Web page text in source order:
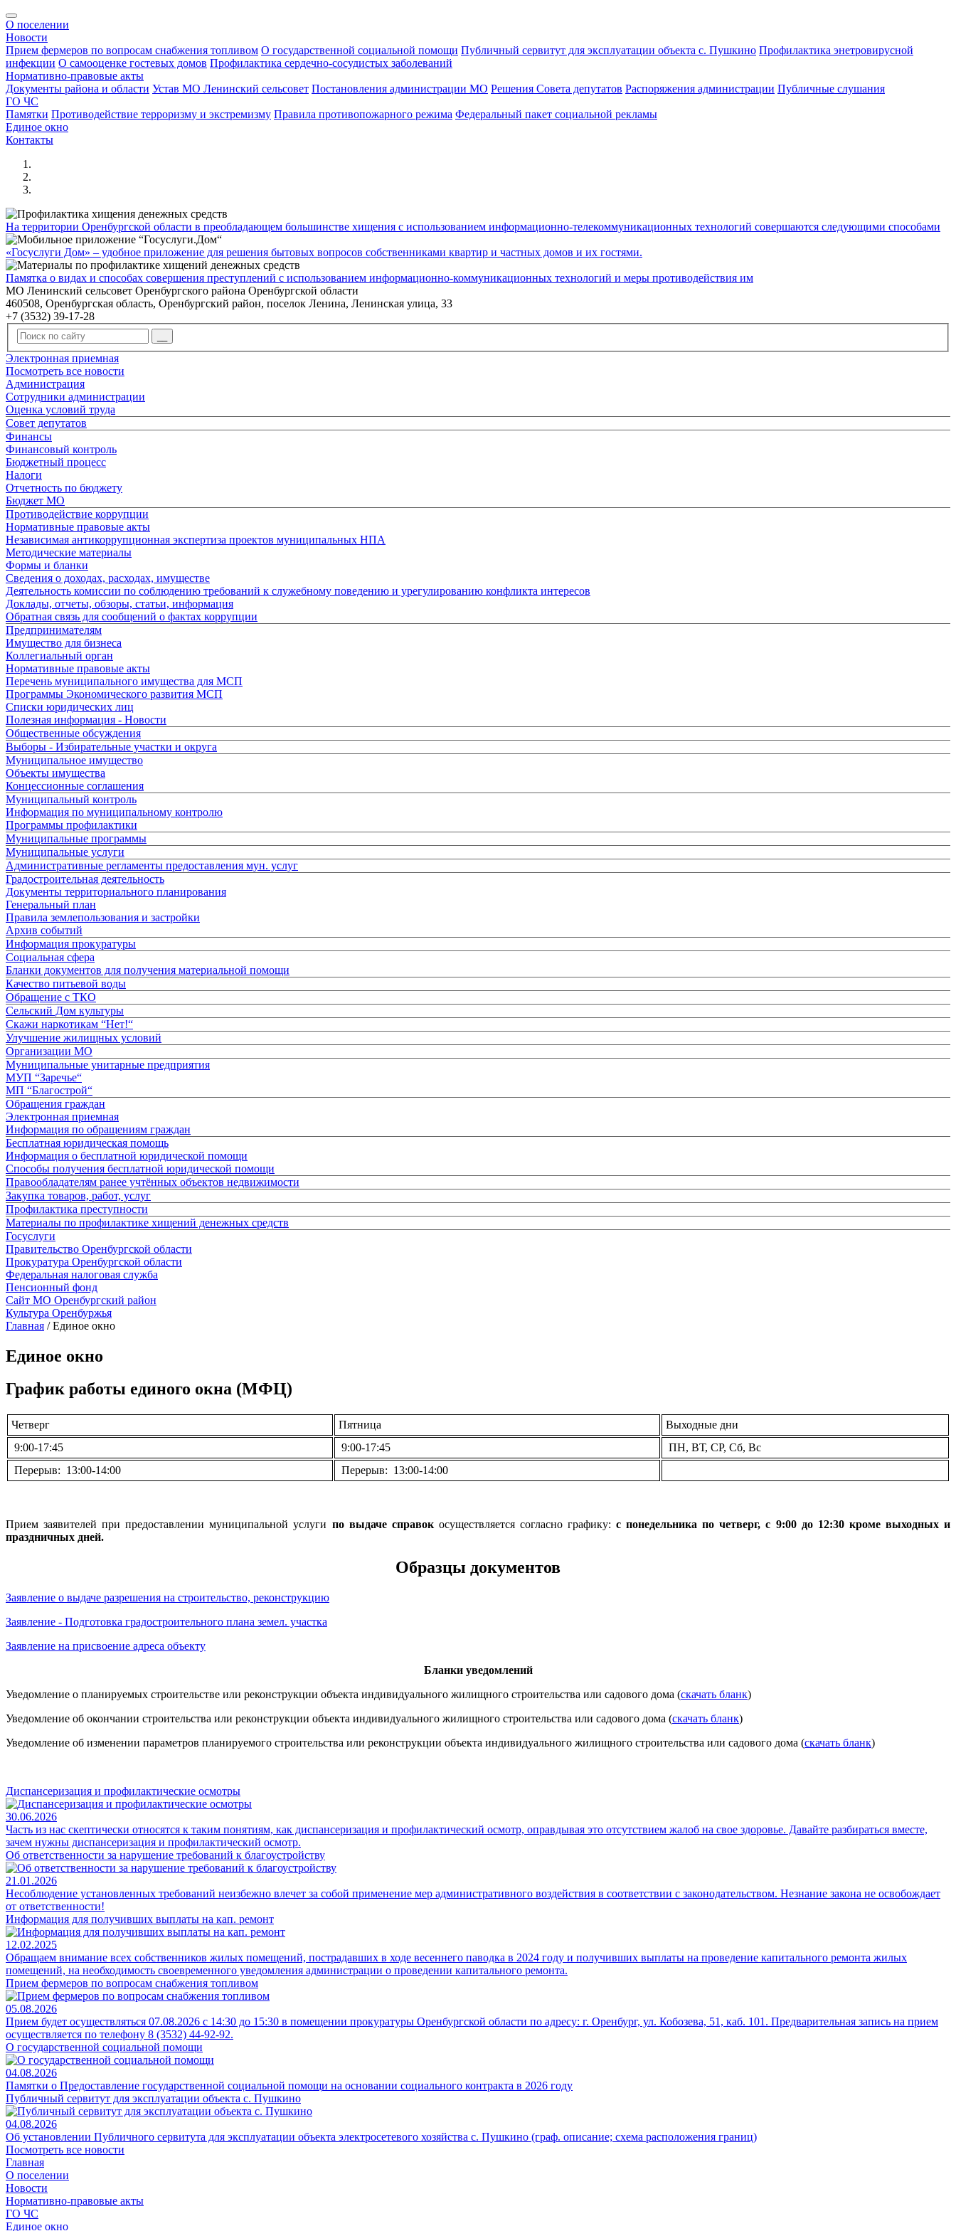
О поселении
Новости
Прием фермеров по вопросам снабжения топливом О государственной социальной помощи Публичный сервитут для эксплуатации объекта с. Пушкино Профилактика энетровирусной
инфекции О самооценке гостевых домов Профилактика сердечно-сосудистых заболеваний
Нормативно-правовые акты
Документы района и области Устав МО Ленинский сельсовет Постановления администрации МО Решения Совета депутатов Распоряжения администрации Публичные слушания
ГО ЧС
Памятки Противодействие терроризму и экстремизму Правила противопожарного режима Федеральный пакет социальной рекламы
Единое окно
Контакты
На территории Оренбургской области в преобладающем большинстве хищения с использованием информационно-телекоммуникационных технологий совершаются следующими способами
«Госуслуги Дом» – удобное приложение для решения бытовых вопросов собственниками квартир и частных домов и их гостями.
Памятка о видах и способах совершения преступлений с использованием информационно-коммуникационных технологий и меры противодействия им
МО Ленинский сельсовет Оренбургского района Оренбургской области
460508, Оренбургская область, Оренбургский район, поселок Ленина, Ленинская улица, 33
+7 (3532) 39-17-28
Электронная приемная
Посмотреть все новости
Администрация
Сотрудники администрации
Оценка условий труда
Совет депутатов
Финансы
Финансовый контроль
Бюджетный процесс
Налоги
Отчетность по бюджету
Бюджет МО
Противодействие коррупции
Нормативные правовые акты
Независимая антикоррупционная экспертиза проектов муниципальных НПА
Методические материалы
Формы и бланки
Сведения о доходах, расходах, имуществе
Деятельность комиссии по соблюдению требований к служебному поведению и урегулированию конфликта интересов
Доклады, отчеты, обзоры, статьи, информация
Обратная связь для сообщений о фактах коррупции
Предпринимателям
Имущество для бизнеса
Коллегиальный орган
Нормативные правовые акты
Перечень муниципального имущества для МСП
Программы Экономического развития МСП
Списки юридических лиц
Полезная информация - Новости
Общественные обсуждения
Выборы - Избирательные участки и округа
Муниципальное имущество
Объекты имущества
Концессионные соглашения
Муниципальный контроль
Информация по муниципальному контролю
Программы профилактики
Муниципальные программы
Муниципальные услуги
Административные регламенты предоставления мун. услуг
Градостроительная деятельность
Документы территориального планирования
Генеральный план
Правила землепользования и застройки
Архив событий
Информация прокуратуры
Социальная сфера
Бланки документов для получения материальной помощи
Качество питьевой воды
Обращение с ТКО
Сельский Дом культуры
Скажи наркотикам “Нет!“
Улучшение жилищных условий
Организации МО
Муниципальные унитарные предприятия
МУП “Заречье“
МП “Благострой“
Обращения граждан
Электронная приемная
Информация по обращениям граждан
Бесплатная юридическая помощь
Информация о бесплатной юридической помощи
Способы получения бесплатной юридической помощи
Правообладателям ранее учтённых объектов недвижимости
Закупка товаров, работ, услуг
Профилактика преступности
Материалы по профилактике хищений денежных средств
Госуслуги
Правительство Оренбургской области
Прокуратура Оренбургской области
Федеральная налоговая служба
Пенсионный фонд
Сайт МО Оренбургский район
Культура Оренбуржья
Главная /Единое окно
Единое окно
График работы единого окна (МФЦ)
Четверг Пятница
Выходные дни
9:00-17:45
9:00-17:45
ПН, ВТ, СР, Сб, Вс
Перерыв: 13:00-14:00
Перерыв: 13:00-14:00
Прием заявителей при предоставлении муниципальной услуги по выдаче справокосуществляется согласно графику:с понедельника по четверг, с 9:00 до 12:30 кроме выходных и
праздничных дней.
Образцы документов
Заявление о выдаче разрешения на строительство, реконструкцию
Заявление - Подготовка градостроительного плана земел. участка
Заявление на присвоение адреса объекту
Бланки уведомлений
Уведомление о планируемых строительстве или реконструкции объекта индивидуального жилищного строительства или садового дома (скачать бланк)
Уведомление об окончании строительства или реконструкции объекта индивидуального жилищного строительства или садового дома (скачать бланк)
Уведомление об изменении параметров планируемого строительства или реконструкции объекта индивидуального жилищного строительства или садового дома (скачать бланк)
Диспансеризация и профилактические осмотры
30.06.2026
Часть из нас скептически относятся к таким понятиям, как диспансеризация и профилактический осмотр, оправдывая это отсутствием жалоб на свое здоровье. Давайте разбираться вместе,
зачем нужны диспансеризация и профилактический осмотр.
Об ответственности за нарушение требований к благоустройству
21.01.2026
Несоблюдение установленных требований неизбежно влечет за собой применение мер административного воздействия в соответствии с законодательством. Незнание закона не освобождает
от ответственности!
Информация для получивших выплаты на кап. ремонт
12.02.2025
Обращаем внимание всех собственников жилых помещений, пострадавших в ходе весеннего паводка в 2024 году и получивших выплаты на проведение капитального ремонта жилых
помещений, на необходимость своевременного уведомления администрации о проведении капитального ремонта.
Прием фермеров по вопросам снабжения топливом
05.08.2026
Прием будет осуществляться 07.08.2026 с 14:30 до 15:30 в помещении прокуратуры Оренбургской области по адресу: г. Оренбург, ул. Кобозева, 51, каб. 101. Предварительная запись на прием
осуществляется по телефону 8 (3532) 44-92-92.
О государственной социальной помощи
04.08.2026
Памятки о Предоставление государственной социальной помощи на основании социального контракта в 2026 году
Публичный сервитут для эксплуатации объекта с. Пушкино
04.08.2026
Об установлении Публичного сервитута для эксплуатации объекта электросетевого хозяйства с. Пушкино (граф. описание; схема расположения границ)
Посмотреть все новости
Главная
О поселении
Новости
Нормативно-правовые акты
ГО ЧС
Единое окно